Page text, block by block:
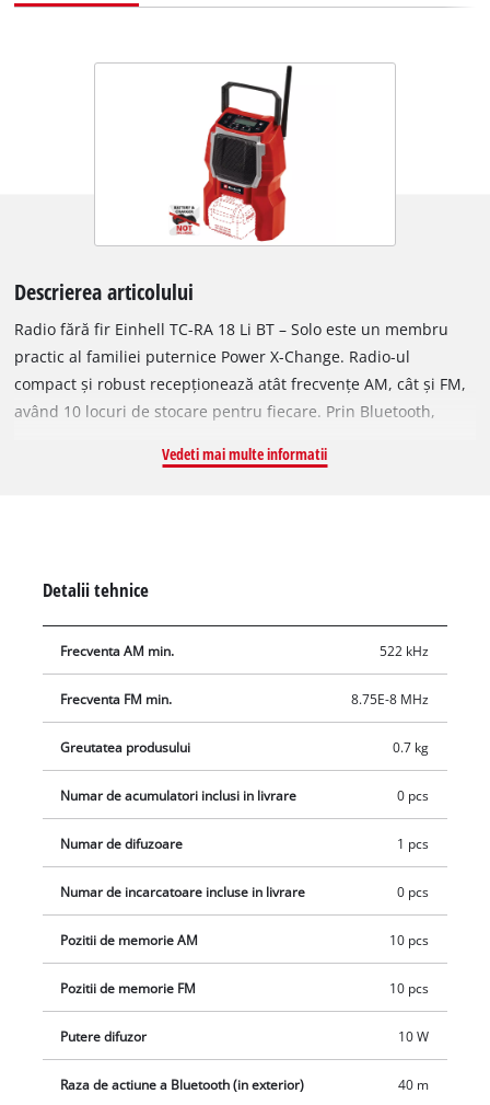
Descrierea articolului
Radio fără fir Einhell TC-RA 18 Li BT – Solo este un membru
practic al familiei puternice Power X-Change. Radio-ul
compact și robust recepționează atât frecvențe AM, cât și FM,
având 10 locuri de stocare pentru fiecare. Prin Bluetooth,
păstrat în siguranță pe spatele dispozitivului. Display-ul LCD
disponibile separat.
Vedeti mai multe informatii
Detalii tehnice
Frecventa AM min. 522 kHz
Frecventa FM min. 8.75E-8 MHz
Greutatea produsului 0.7 kg
Numar de acumulatori inclusi in livrare 0 pcs
Numar de difuzoare 1 pcs
Numar de incarcatoare incluse in livrare 0 pcs
Pozitii de memorie AM 10 pcs
Pozitii de memorie FM 10 pcs
Putere difuzor 10 W
Raza de actiune a Bluetooth (in exterior) 40 m